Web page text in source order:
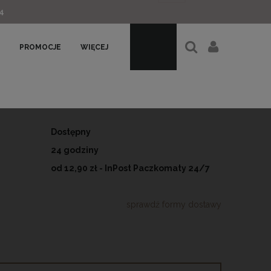
PROMOCJE WIĘCEJ
Dostępny
24 godziny
od 12,90 zł - InPost Paczkomaty 24/7
sprawdź formy dostawy